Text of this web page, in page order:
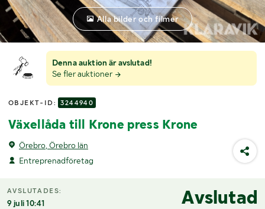
Denna auktion är avslutad!
Se fler auktioner
OBJEKT-ID: 3244940
Växellåda till Krone press Krone
Örebro, Örebro län
Entreprenadföretag
Alla bilder och filmer
AVSLUTADES:
9 juli 10:41 Avslutad